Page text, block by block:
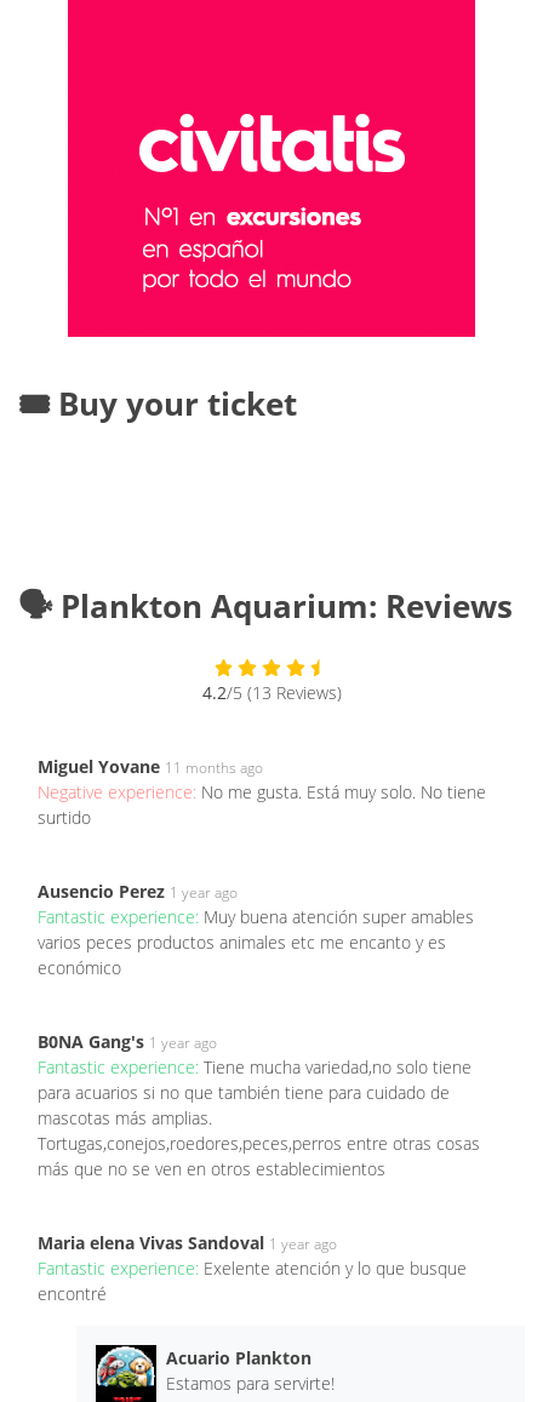
🎟️ Buy your ticket
🗣️ Plankton Aquarium: Reviews
4.2/5 (13 Reviews)
Miguel Yovane 11 months ago
Negative experience: No me gusta. Está muy solo. No tiene
surtido
Ausencio Perez 1 year ago
Fantastic experience: Muy buena atención super amables
varios peces productos animales etc me encanto y es
económico
B0NA Gang's 1 year ago
Fantastic experience: Tiene mucha variedad,no solo tiene
para acuarios si no que también tiene para cuidado de
mascotas más amplias.
Tortugas,conejos,roedores,peces,perros entre otras cosas
más que no se ven en otros establecimientos
Maria elena Vivas Sandoval 1 year ago
Fantastic experience: Exelente atención y lo que busque
encontré
Acuario Plankton
Estamos para servirte!